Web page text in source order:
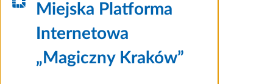
Miejska Platforma
Internetowa
„Magiczny Kraków”